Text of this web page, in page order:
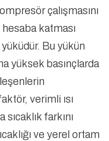
çalışmasını
hesaba katması
Bu yükün
yüksek basınçlarda
verimli ısı
farkını
ve yerel ortam